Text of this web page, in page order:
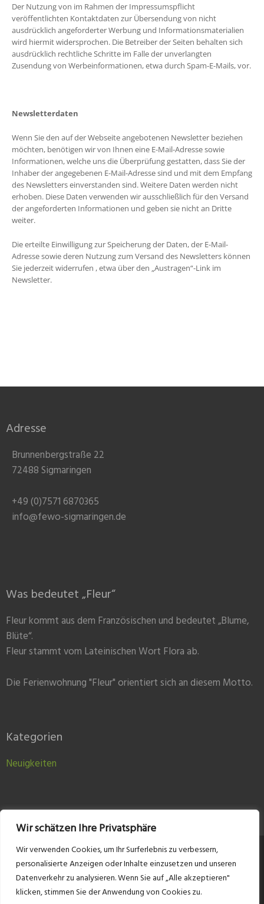
Wir schätzen Ihre Privatsphäre
Wir verwenden Cookies, um Ihr Surferlebnis zu verbessern,
personalisierte Anzeigen oder Inhalte einzusetzen und unseren
Datenverkehr zu analysieren. Wenn Sie auf „Alle akzeptieren"
klicken, stimmen Sie der Anwendung von Cookies zu.
Der Nutzung von im Rahmen der Impressumspflicht
veröffentlichten Kontaktdaten zur Übersendung von nicht
ausdrücklich angeforderter Werbung und Informationsmaterialien
wird hiermit widersprochen. Die Betreiber der Seiten behalten sich
ausdrücklich rechtliche Schritte im Falle der unverlangten
Zusendung von Werbeinformationen, etwa durch Spam-E-Mails, vor.
Newsletterdaten
Wenn Sie den auf der Webseite angebotenen Newsletter beziehen
möchten, benötigen wir von Ihnen eine E-Mail-Adresse sowie
Informationen, welche uns die Überprüfung gestatten, dass Sie der
Inhaber der angegebenen E-Mail-Adresse sind und mit dem Empfang
des Newsletters einverstanden sind. Weitere Daten werden nicht
erhoben. Diese Daten verwenden wir ausschließlich für den Versand
der angeforderten Informationen und geben sie nicht an Dritte
weiter.
Die erteilte Einwilligung zur Speicherung der Daten, der E-Mail-
Adresse sowie deren Nutzung zum Versand des Newsletters können
Sie jederzeit widerrufen , etwa über den „Austragen“-Link im
Newsletter.
Adresse
Brunnenbergstraße 22
72488 Sigmaringen
+49 (0)7571 6870365
info@fewo-sigmaringen.de
Was bedeutet „Fleur“
Fleur kommt aus dem Französischen und bedeutet „Blume,
Blüte“.
Fleur stammt vom Lateinischen Wort Flora ab.
Die Ferienwohnung "Fleur" orientiert sich an diesem Motto.
Kategorien
Neuigkeiten
Kontakt Impressum Datenschutzerklärung